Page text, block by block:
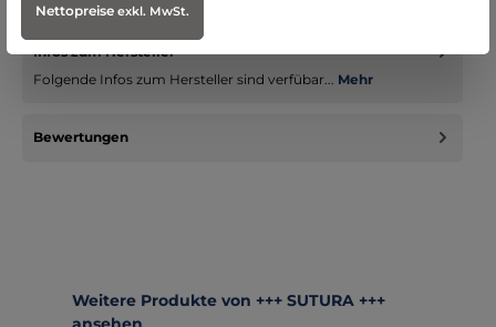
Infos zum Hersteller
Folgende Infos zum Hersteller sind verfübar... Mehr
Bewertungen
Produktgalerie überspringen
Weitere Produkte von +++ SUTURA +++
Nettopreiseexkl. MwSt.